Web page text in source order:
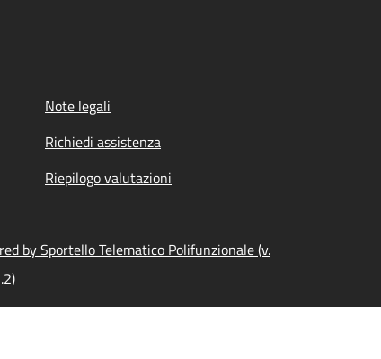
Note legali
Richiedi assistenza
Riepilogo valutazioni
by Sportello Telematico Polifunzionale (v.